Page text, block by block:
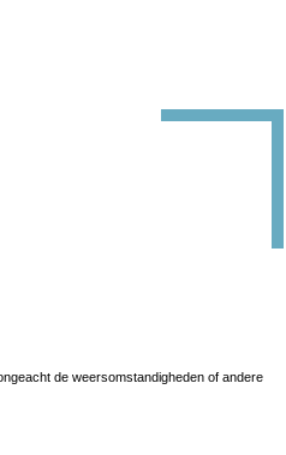
de weersomstandigheden of andere